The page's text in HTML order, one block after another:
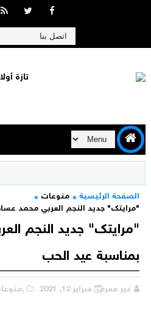
الصفحة الرئيسية
منوعات
"مرايتك" جديد النجم العربي محمد
"مرايتك" جديد النجم
بمناسبة عيد الحب
غير معرف فبراير 12, 2021